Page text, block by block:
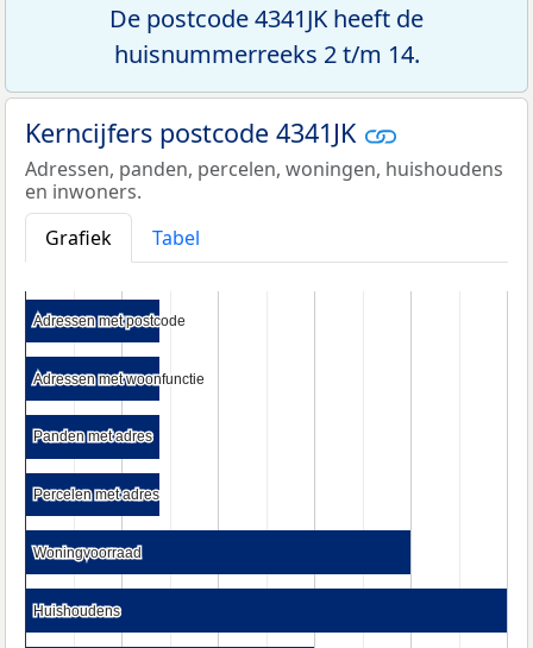
De postcode 4341JK heeft de
huisnummerreeks 2 t/m 14.
Kerncijfers postcode 4341JK
Adressen, panden, percelen, woningen, huishoudens
en inwoners.
Grafiek
Tabel
Adressen met postcode
Adressen met postcode
Adressen met woonfunctie
Adressen met woonfunctie
Panden met adres
Panden met adres
Percelen met adres
Percelen met adres
Woningvoorraad
Woningvoorraad
Huishoudens
Huishoudens